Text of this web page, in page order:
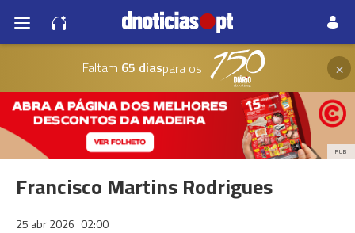
Faltam 65 diaspara os ×
PUB
Francisco Martins Rodrigues
25 abr 2026 02:00